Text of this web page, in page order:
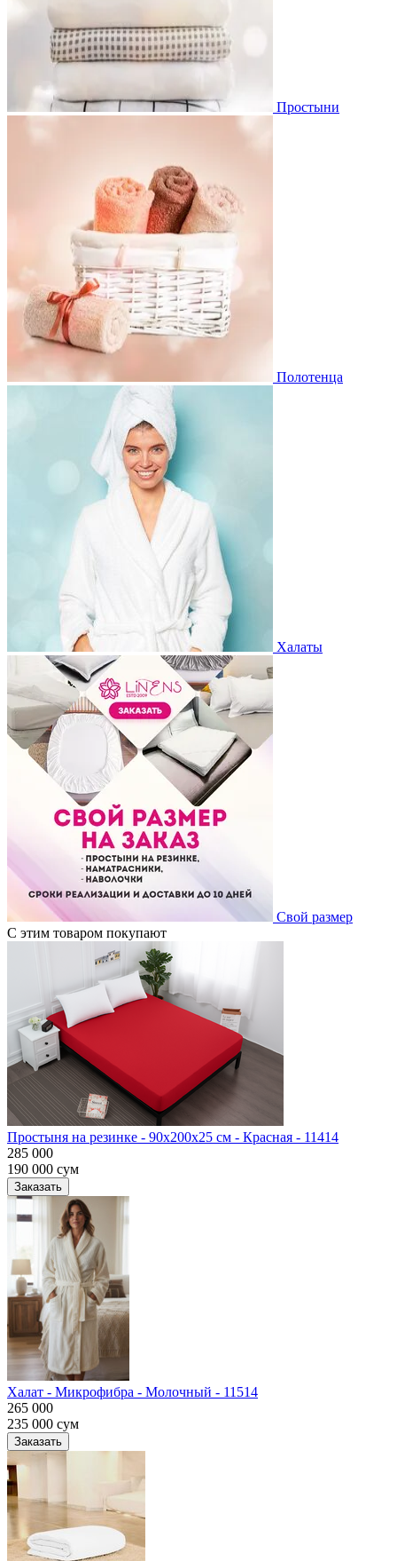
Простыни
Полотенца
Халаты
Свой размер
С этим товаром покупают
Простыня на резинке - 90x200x25 cм - Красная - 11414
285 000
190 000 сум
Заказать
Халат - Микрофибра - Молочный - 11514
265 000
235 000 сум
Заказать